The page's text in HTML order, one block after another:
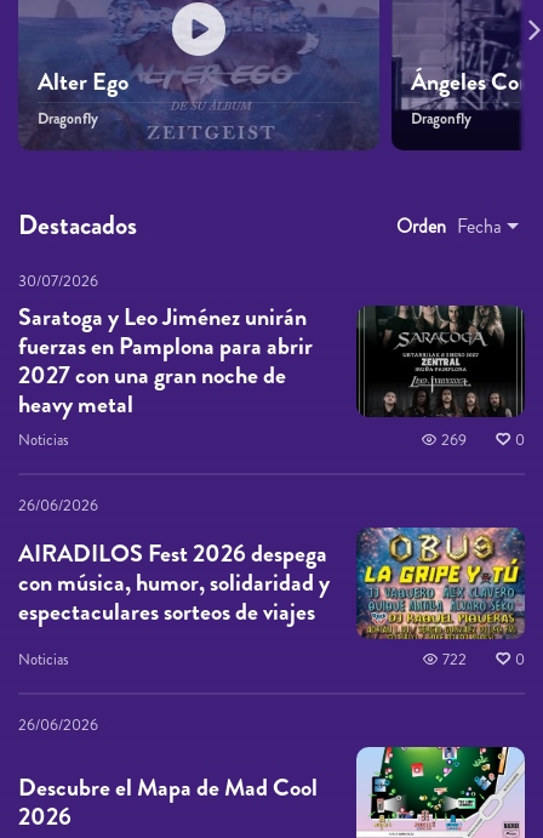
Alter Ego
Dragonfly
Ángeles Con
Dragonfly
Destacados Orden Fecha
30/07/2026
Saratoga y Leo Jiménez unirán
fuerzas en Pamplona para abrir
2027 con una gran noche de
heavy metal
Noticias 269 0
26/06/2026
AIRADILOS Fest 2026 despega
con música, humor, solidaridad y
espectaculares sorteos de viajes
Noticias 722 0
26/06/2026
Descubre el Mapa de Mad Cool
2026